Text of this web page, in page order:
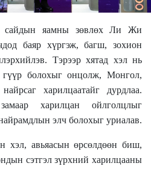
сайдын яамны зөвлөх Ли Жи
баяр хүргэж, багш, зохион
Тэрээр хятад хэл нь
гүүр болохыг онцолж, Монгол,
харилцаатайг дурдлаа.
харилцан ойлголцлыг
элч болохыг уриалав.
хэл, авьяасын өрсөлдөөн биш,
сэтгэл зүрхний харилцааны